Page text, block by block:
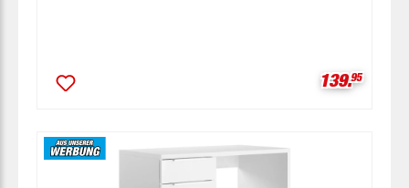
139.95